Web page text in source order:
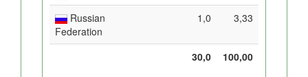
Russian
Federation
1,0 3,33
30,0 100,00